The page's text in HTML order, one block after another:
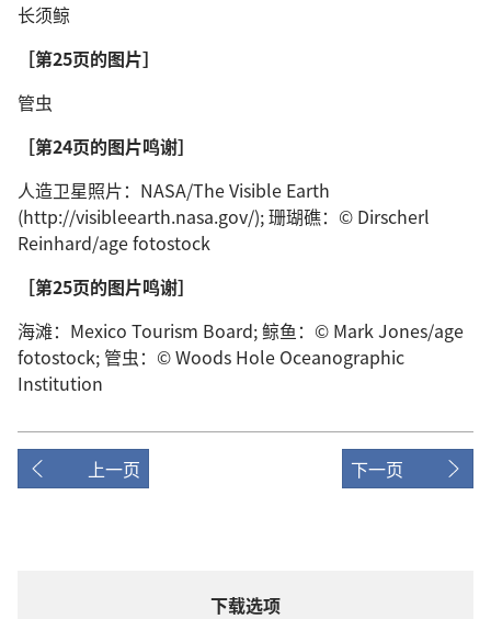
长须鲸
［第25页的图片］
管虫
［第24页的图片鸣谢］
人造卫星照片：NASA/The Visible Earth
(http://visibleearth.nasa.gov/); 珊瑚礁：© Dirscherl
Reinhard/age fotostock
［第25页的图片鸣谢］
海滩：Mexico Tourism Board; 鲸鱼：© Mark Jones/age
fotostock; 管虫：© Woods Hole Oceanographic
Institution
上一页 下一页
下载选项